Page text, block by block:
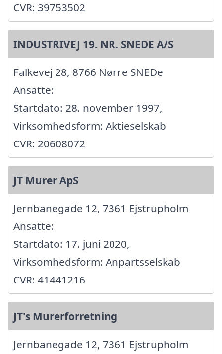
CVR: 39753502
INDUSTRIVEJ 19. NR. SNEDE A/S
Falkevej 28, 8766 Nørre SNEDe
Ansatte:
Startdato: 28. november 1997,
Virksomhedsform: Aktieselskab
CVR: 20608072
JT Murer ApS
Jernbanegade 12, 7361 Ejstrupholm
Ansatte:
Startdato: 17. juni 2020,
Virksomhedsform: Anpartsselskab
CVR: 41441216
JT's Murerforretning
Jernbanegade 12, 7361 Ejstrupholm